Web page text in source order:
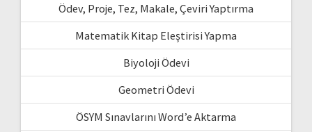
Ödev, Proje, Tez, Makale, Çeviri Yaptırma
Matematik Kitap Eleştirisi Yapma
Biyoloji Ödevi
Geometri Ödevi
ÖSYM Sınavlarını Word’e Aktarma